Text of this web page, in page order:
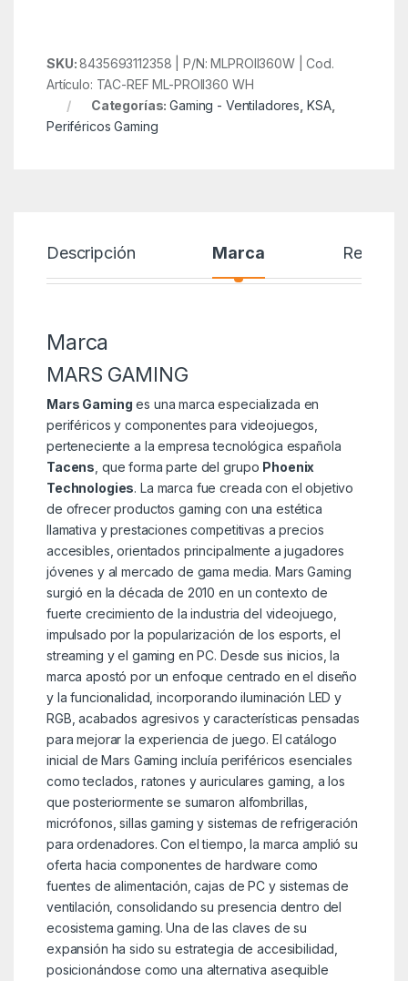
SKU:8435693112358 | P/N: MLPROII360W | Cod.
Artículo: TAC-REF ML-PROII360 WH
Categorías:Gaming - Ventiladores KSA,
Periféricos Gaming
Descripción Marca Reseñas
Marca
MARS GAMING
Mars Gaming es una marca especializada en
periféricos y componentes para videojuegos,
perteneciente a la empresa tecnológica española
Tacens , que forma parte del grupo Phoenix
Technologies. La marca fue creada con el objetivo
de ofrecer productos gaming con una estética
llamativa y prestaciones competitivas a precios
accesibles, orientados principalmente a jugadores
jóvenes y al mercado de gama media. Mars Gaming
surgió en la década de 2010 en un contexto de
fuerte crecimiento de la industria del videojuego,
impulsado por la popularización de los esports, el
streaming y el gaming en PC. Desde sus inicios, la
marca apostó por un enfoque centrado en el diseño
y la funcionalidad, incorporando iluminación LED y
RGB, acabados agresivos y características pensadas
para mejorar la experiencia de juego. El catálogo
inicial de Mars Gaming incluía periféricos esenciales
como teclados, ratones y auriculares gaming, a los
que posteriormente se sumaron alfombrillas,
micrófonos, sillas gaming y sistemas de refrigeración
para ordenadores. Con el tiempo, la marca amplió su
oferta hacia componentes de hardware como
fuentes de alimentación, cajas de PC y sistemas de
ventilación, consolidando su presencia dentro del
ecosistema gaming. Una de las claves de su
expansión ha sido su estrategia de accesibilidad,
posicionándose como una alternativa asequible